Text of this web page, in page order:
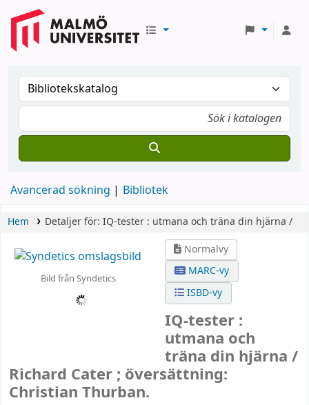
Avancerad sökning Bibliotek
Hem Detaljer för: IQ-tester : utmana och träna din hjärna /
Bild från Syndetics
Normalvy
MARC-vy
ISBD-vy
IQ-tester :
utmana och
träna din hjärna /
Richard Cater ; översättning:
Christian Thurban.